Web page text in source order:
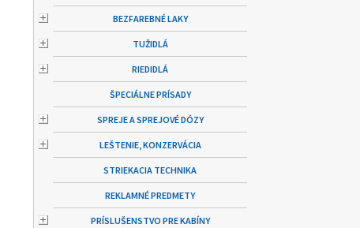
BEZFAREBNÉ LAKY
TUŽIDLÁ
RIEDIDLÁ
ŠPECIÁLNE PRÍSADY
SPREJE A SPREJOVÉ DÓZY
LEŠTENIE, KONZERVÁCIA
STRIEKACIA TECHNIKA
REKLAMNÉ PREDMETY
PRÍSLUŠENSTVO PRE KABÍNY